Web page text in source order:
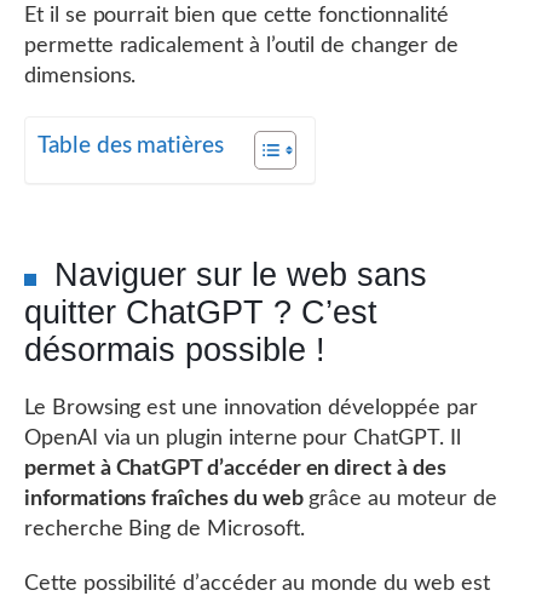
Et il se pourrait bien que cette fonctionnalité
permette radicalement à l’outil de changer de
dimensions.
Table des matières
Naviguer sur le web sans
quitter ChatGPT ? C’est
désormais possible !
Le Browsing est une innovation développée par
OpenAI via un plugin interne pour ChatGPT. Il
permet à ChatGPT d’accéder en direct à des
informations fraîches du webgrâce au moteur de
recherche Bing de Microsoft.
Cette possibilité d’accéder au monde du web est